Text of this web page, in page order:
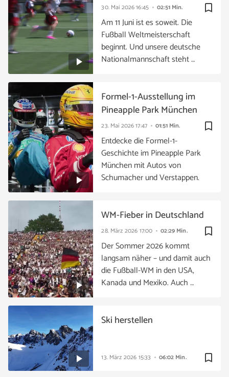
bookmark_border
30. Mai 202616:45 02:51 Min.
Am 11 Juni ist es soweit. Die
Fußball Weltmeisterschaft
beginnt. Und unsere deutsche
Nationalmannschaft steht …
bookmark_border
23. Mai 202617:47 01:51 Min.
Formel-1-Ausstellung im
Pineapple Park München
Entdecke die Formel-1-
Geschichte im Pineapple Park
München mit Autos von
Schumacher und Verstappen.
bookmark_border
28. März 2026 17:00 02:29 Min.
WM-Fieber in Deutschland
Der Sommer 2026 kommt
langsam näher – und damit auch
die Fußball-WM in den USA,
Kanada und Mexiko. Auch …
bookmark_border
13. März 2026 15:33 06:02 Min.
Ski herstellen